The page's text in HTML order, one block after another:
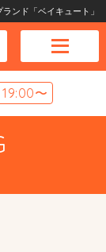
ンド「ベイキュート」
〜